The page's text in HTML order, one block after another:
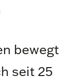
bewegt
seit 25